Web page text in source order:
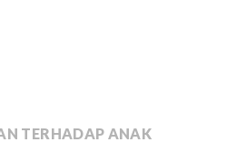
TERHADAP ANAK